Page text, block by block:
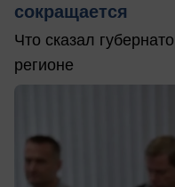
сокращается
Что сказал
регионе